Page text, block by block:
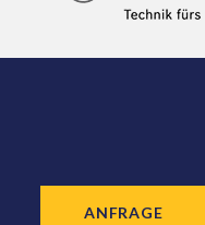
ANFRAGE